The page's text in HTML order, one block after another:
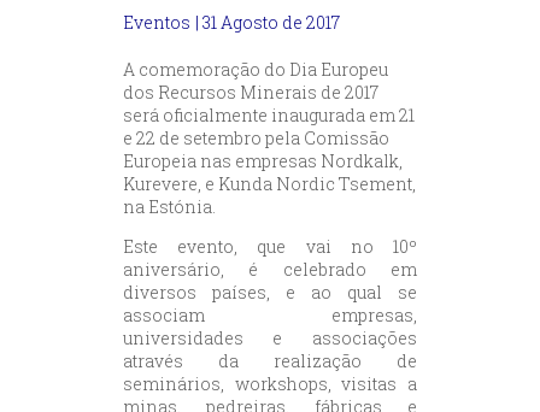
Eventos | 31 Agosto de 2017
A comemoração do Dia Europeu
dos Recursos Minerais de 2017
será oficialmente inaugurada em 21
e 22 de setembro pela Comissão
Europeia nas empresas Nordkalk,
Kurevere, e Kunda Nordic Tsement,
na Estónia.
Este evento, que vai no 10º
aniversário, é celebrado em
diversos países, e ao qual se
associam empresas,
universidades e associações
através da realização de
seminários, workshops, visitas a
minas, pedreiras, fábricas e